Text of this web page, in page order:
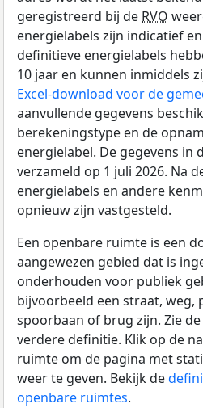
geregistreerd bij de RVO
energielabels zijn indicatief
definitieve energielabels
10 jaar en kunnen inmiddels
Excel-download voor de
aanvullende gegevens
berekeningstype en de
energielabel. De gegevens in
verzameld op 1 juli 2026. Na
energielabels en andere
opnieuw zijn vastgesteld.
Een openbare ruimte is een
aangewezen gebied dat is
onderhouden voor publiek
bijvoorbeeld een straat, weg,
spoorbaan of brug zijn. Zie
verdere definitie. Klik op de
ruimte om de pagina met
weer te geven. Bekijk de
openbare ruimtes.